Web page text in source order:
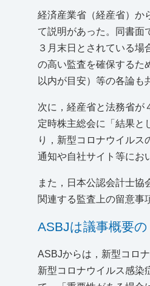
経済産業省（経産省）か
て説明があった。同書面
３月末日とされている
の高い監査を確保するた
以内が目安）等の各論も
次に，経産省と法務省が
定時株主総会に「結果と
り，新型コロナウイル
通知や自社サイト等にお
また，日本公認会計士
関連する監査上の留意事
ASBJは議事概要
ASBJからは，新型コロ
新型コロナウイルス感染